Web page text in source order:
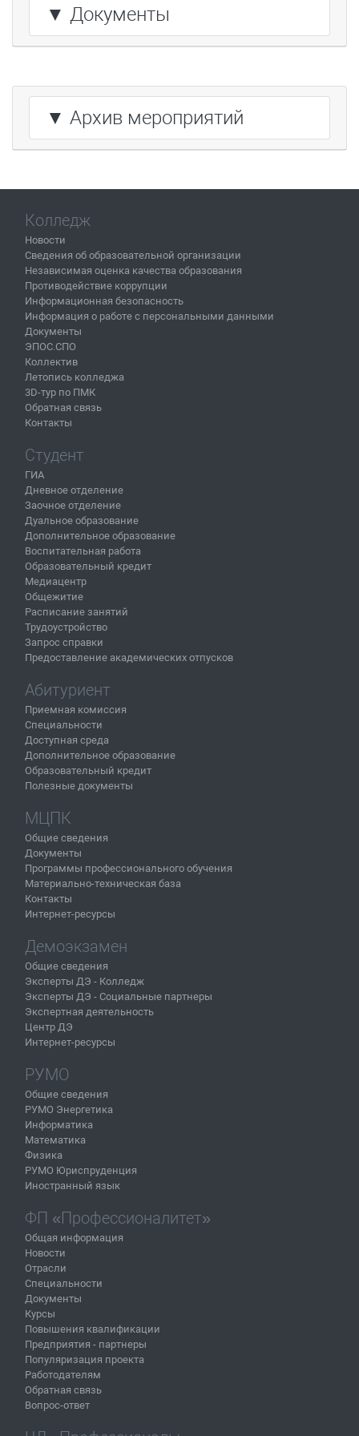
▼ Документы
▼ Архив мероприятий
Колледж
Новости
Сведения об образовательной организации
Независимая оценка качества образования
Противодействие коррупции
Информационная безопасность
Информация о работе с персональными данными
Документы
ЭПОС.СПО
Коллектив
Летопись колледжа
3D-тур по ПМК
Обратная связь
Контакты
Студент
ГИА
Дневное отделение
Заочное отделение
Дуальное образование
Дополнительное образование
Воспитательная работа
Образовательный кредит
Медиацентр
Общежитие
Расписание занятий
Трудоустройство
Запрос справки
Предоставление академических отпусков
Абитуриент
Приемная комиссия
Специальности
Доступная среда
Дополнительное образование
Образовательный кредит
Полезные документы
МЦПК
Общие сведения
Документы
Программы профессионального обучения
Материально-техническая база
Контакты
Интернет-ресурсы
Демоэкзамен
Общие сведения
Эксперты ДЭ - Колледж
Эксперты ДЭ - Социальные партнеры
Экспертная деятельность
Центр ДЭ
Интернет-ресурсы
РУМО
Общие сведения
РУМО Энергетика
Информатика
Математика
Физика
РУМО Юриспруденция
Иностранный язык
ФП «Профессионалитет»
Общая информация
Новости
Отрасли
Специальности
Документы
Курсы
Повышения квалификации
Предприятия - партнеры
Популяризация проекта
Работодателям
Обратная связь
Вопрос-ответ